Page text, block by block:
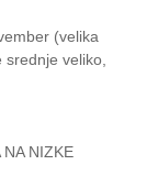
(velika
veliko,
NIZKE